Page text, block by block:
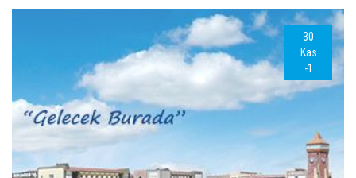
30
Kas
-1